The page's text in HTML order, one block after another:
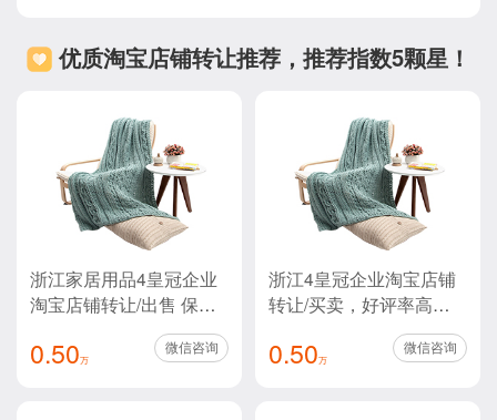
发现任何问题卖家可能都拒绝承认，那么就会相当麻烦，所以
率、经营类目、历史销售数据等信息。这些信息有助于受让方
制，需要确认所购买的店铺是否符合转让要求。例如，店铺是
否存在违规行为、是否签署了相关协议等。确保转让的合法性
和后续经营的稳定性。4、签订转让合同在进行淘宝店铺转让
时，双方需要签订规范的转让协议。协议中应明确双方的权利
和义务，包括店铺的所有权、经营状况、违规记录、费用结算
等方面的内容。签订转让协议有助于保障双方的权益，避免因
口头约定不明确而产生纠纷。5、处理关联信息在购买淘宝店
铺后，需要对相关联的信息进行处理。例如，更换绑定手机
的连续性。6、了解淘宝平台规则和政策在进行淘宝店铺转让
优质淘宝店铺转让推荐，推荐指数5颗星！
浙江家居用品4皇冠企业
淘宝店铺转让/出售 保证
金无需退还 协议变更配
合过户 纯实体交易 好评
0.50万
微信咨询
浙江4皇冠企业淘宝店铺
转让/买卖，好评率高于
99%，满足协议过户
0.50万
微信咨询